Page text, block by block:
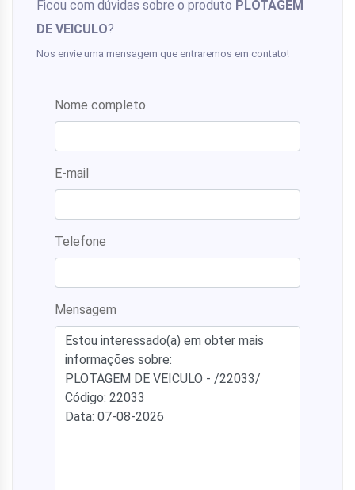
Ficou com dúvidas sobre o produto PLOTAGEM
DE VEICULO?
Nos envie uma mensagem que entraremos em contato!
Nome completo
E-mail
Telefone
Mensagem